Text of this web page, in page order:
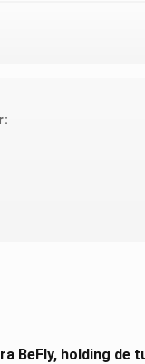
BeFly, holding de